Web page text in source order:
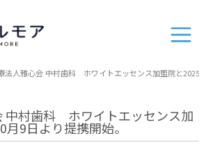
法人雅心会 中村歯科 ホワイトエッセンス加盟院と2025年
中村歯科 ホワイトエッセンス加
9日より提携開始。